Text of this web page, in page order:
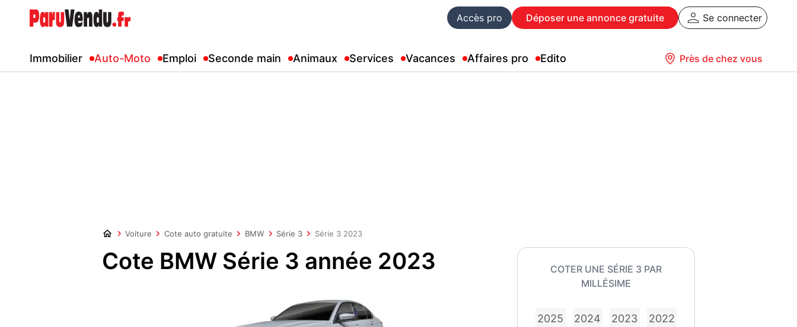
Accès pro Déposer une annonce gratuite Se connecter
Immobilier Auto-Moto Emploi Seconde main Animaux Services Vacances Affaires pro Edito Près de chez vous
Voiture Cote auto gratuite BMW Série 3 Série 3 2023
Cote BMW Série 3 année 2023
COTER UNE SÉRIE 3 PAR
MILLÉSIME
2025 2024 2023 2022